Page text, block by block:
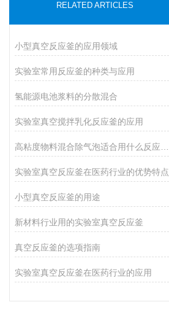
RELATED ARTICLES
小型真空反应釜的应用领域
实验室常用反应釜的种类与应用
氢能源电池浆料的分散混合
实验室真空搅拌乳化反应釜的应用
实验室真空反应釜在医药行业的优势特点
小型真空反应釜的用途
新材料行业用的实验室真空反应釜
真空反应釜的选项指南
实验室真空反应釜在医药行业的应用